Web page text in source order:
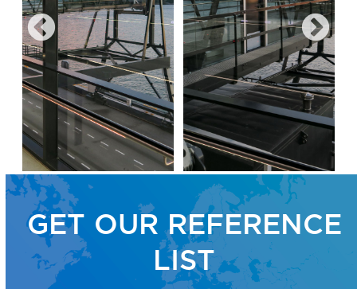
GET OUR REFERENCE
LIST